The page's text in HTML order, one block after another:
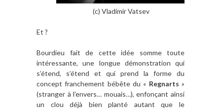
(c) Vladimir Vatsev
Et ?
Bourdieu fait de cette idée somme toute
intéressante, une longue démonstration qui
s’étend, s’étend et qui prend la forme du
concept franchement bébête du « Regnarts »
(stranger à l’envers… mouais…), enfonçant ainsi
un clou déjà bien planté autant que le